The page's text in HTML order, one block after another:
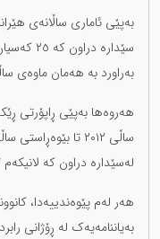
بەراورد بە هەمان ماوەی ساڵی ڕابردوو
هەروەها بەپێی ڕاپۆرتی
لەسێدارە دراون کە لانیکەم ٥٧ کەسیان منداڵ بوون
هەر لەم پێوەندییەدا،
بەیاننامەیەک لە ڕۆژانی